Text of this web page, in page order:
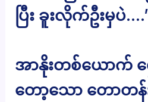
ပြီး ခူးလိုက်ဦးမှပဲ
အာနိုးတစ်ယောက်
တော့သော တောတ